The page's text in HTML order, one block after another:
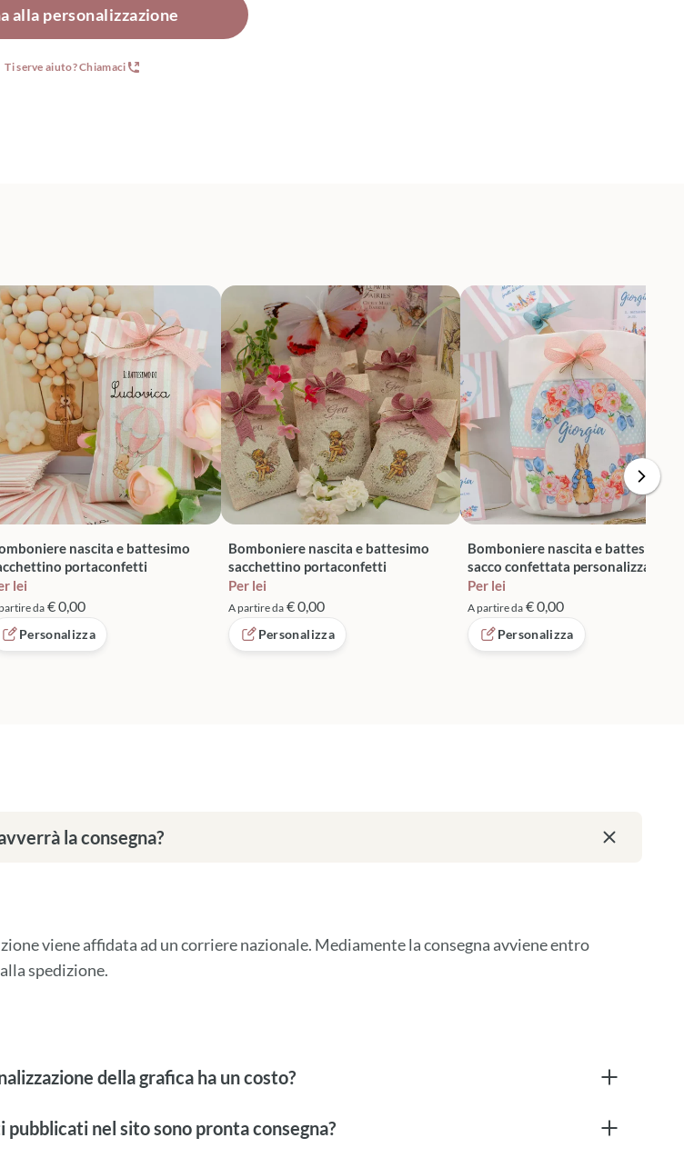
alla personalizzazione
Ti serve aiuto? Chiamaci
nascita e battesimo
portaconfetti
lei
da€ 0,00
Personalizza
Bomboniere nascita e battesimo
sacchettino portaconfetti
Per lei
A partire da€ 0,00
Personalizza
Bomboniere nascita e battesimo
sacco confettata personalizzato
Per lei
A partire da€ 0,00
Personalizza
la consegna?
viene affidata ad un corriere nazionale. Mediamente la consegna avviene entro
spedizione.
della grafica ha un costo?
pubblicati nel sito sono pronta consegna?